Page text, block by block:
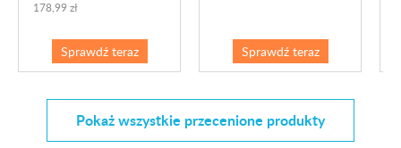
178,99 zł
Sprawdź teraz Sprawdź teraz
Pokaż wszystkie przecenione produkty